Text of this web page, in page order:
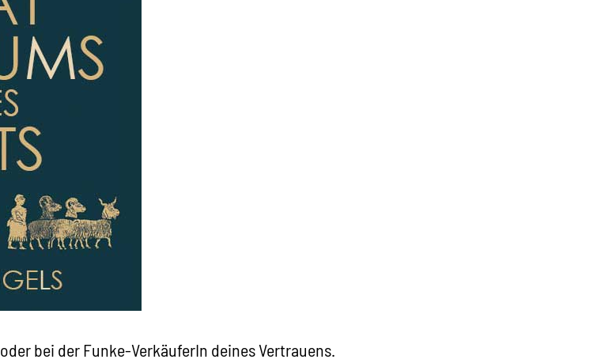
oder bei der Funke-VerkäuferIn deines Vertrauens.